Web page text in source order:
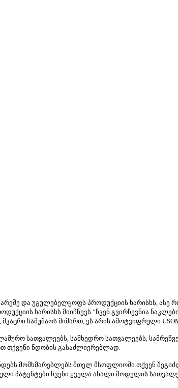
და უგულებელყოფს პროდუქციის ხარისხს, ასე
ხარისხს მიიჩნევს.”ჩვენ გვირჩევნია
სამუშაოს მიმართ, ეს არის ამოტვიფრული
სათვალეებს, სამხედრო სათვალეებს,
თქვენი ნდობის გასაძლიერებლად.
მომხმარებლებს მთელ მსოფლიოში.თქვენ
პატენტები ჩვენი ყველა ახალი მოდელის